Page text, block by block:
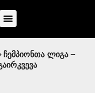
ჩემპიონთა ლიგა –